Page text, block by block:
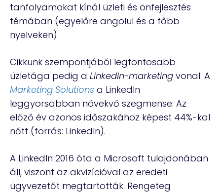
tanfolyamokat kínál üzleti és önfejlesztés
témában (egyelőre angolul és a főbb
nyelveken).
Cikkünk szempontjából legfontosabb
üzletága pedig a LinkedIn-marketing vonal. A
Marketing Solutions a LinkedIn
leggyorsabban növekvő szegmense. Az
előző év azonos időszakához képest 44%-kal
nőtt (forrás: LinkedIn).
A LinkedIn 2016 óta a Microsoft tulajdonában
áll, viszont az akvizícióval az eredeti
ügyvezetőt megtartották. Rengeteg